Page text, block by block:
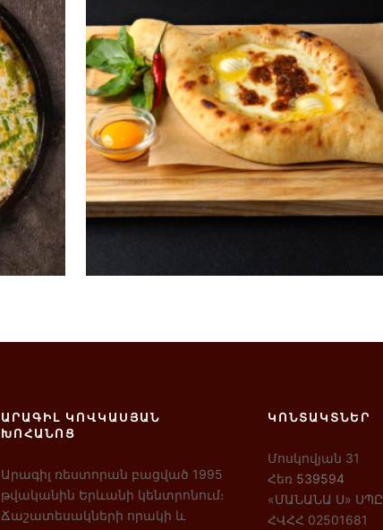
1400AMD
ԱՐԱԳԻԼ ԿՈՎԿԱՍՅԱՆ
ԽՈՀԱՆՈՑ
Արագիլ ռեստորան բացված 1995
թվականին Երևանի կենտրոնում։
Ճաշատեսակների որակի և
ԿՈՆՏԱԿՏՆԵՐ
Մոսկովյան 31
Հեռ 539594
«ՄԱՆԱՆԱ Ս» ՍՊԸ
ՀՎՀՀ 02501681